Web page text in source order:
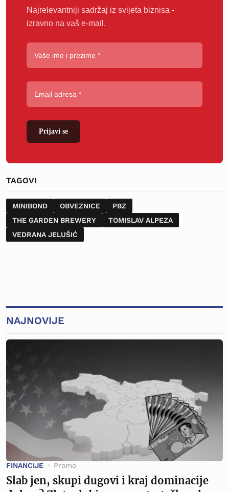
Najrelevantniji sadržaj iz svijeta biznisa -
izravno na vaš e-mail.
Prijavi se
TAGOVI
MINIBOND OBVEZNICE
PBZ
THE GARDEN BREWERY
TOMISLAV ALPEZA
VEDRANA JELUŠIĆ
NAJNOVIJE
FINANCIJE Promo
Slab jen, skupi dugovi i kraj dominacije